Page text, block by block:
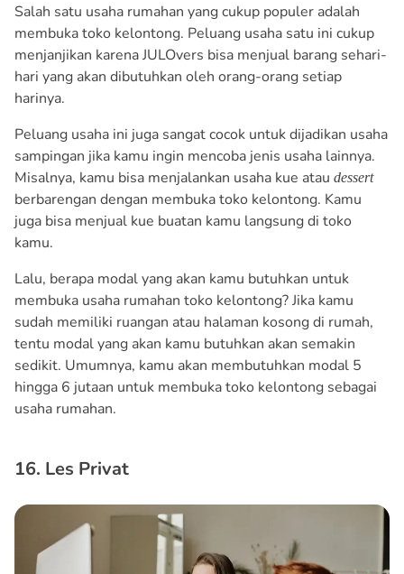
Salah satu usaha rumahan yang cukup populer adalah
membuka toko kelontong. Peluang usaha satu ini cukup
menjanjikan karena JULOvers bisa menjual barang sehari-
hari yang akan dibutuhkan oleh orang-orang setiap
harinya.
Peluang usaha ini juga sangat cocok untuk dijadikan usaha
sampingan jika kamu ingin mencoba jenis usaha lainnya.
Misalnya, kamu bisa menjalankan usaha kue atau dessert
berbarengan dengan membuka toko kelontong. Kamu
juga bisa menjual kue buatan kamu langsung di toko
kamu.
Lalu, berapa modal yang akan kamu butuhkan untuk
membuka usaha rumahan toko kelontong? Jika kamu
sudah memiliki ruangan atau halaman kosong di rumah,
tentu modal yang akan kamu butuhkan akan semakin
sedikit. Umumnya, kamu akan membutuhkan modal 5
hingga 6 jutaan untuk membuka toko kelontong sebagai
usaha rumahan.
16. Les Privat